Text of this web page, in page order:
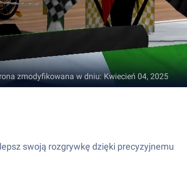
zmodyfikowana w dniu:Kwiecień 04, 2025
swoją rozgrywkę dzięki precyzyjnemu